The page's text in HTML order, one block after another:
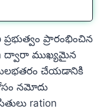
ప్రారంభించిన
ద్వారా ముఖ్యమైన
చేయడానికి
నమోదు
ration